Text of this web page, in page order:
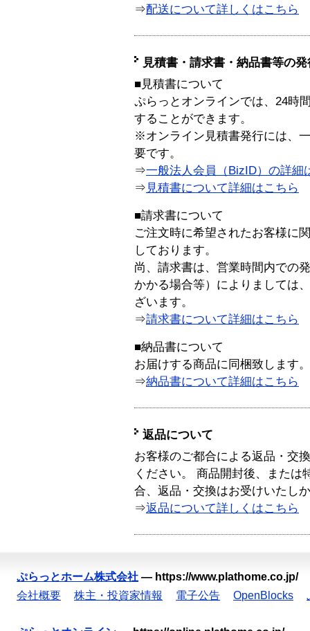
⇒配送について詳しくはこちら
見積書・請求書・納品書等の
■見積書について
ぷらっとオンラインでは、24時
することができます。
※オンライン見積書発行には、
要です。
⇒一般法人会員（BizID）の詳細
⇒ 見積書について詳細はこちら
■請求書について
ご注文時に希望されたお客様に
しております。
尚、請求書は、営業時間内での
かかる場合等）によりましては
ざいます。
⇒請求書について詳細はこちら
■納品書について
お届けする商品に同梱致します。
⇒納品書について詳細はこちら
返品について
お客様のご都合による返品・交
ください。 商品開封後、または
合、返品・交換はお受けいたし
⇒返品について詳しくはこちら
ぷらっとホーム株式会社 — https://www.plathome.co.jp/
会社概要
株主・投資家情報 電子公告 OpenBlocks